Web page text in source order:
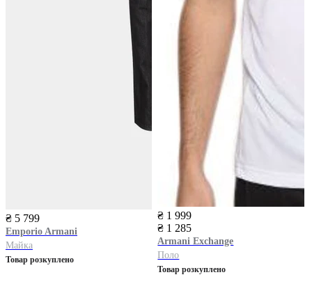
₴ 5 799
Emporio Armani
Майка
Товар розкуплено
₴ 1 999
₴ 1 285
Armani Exchange
Поло
Товар розкуплено